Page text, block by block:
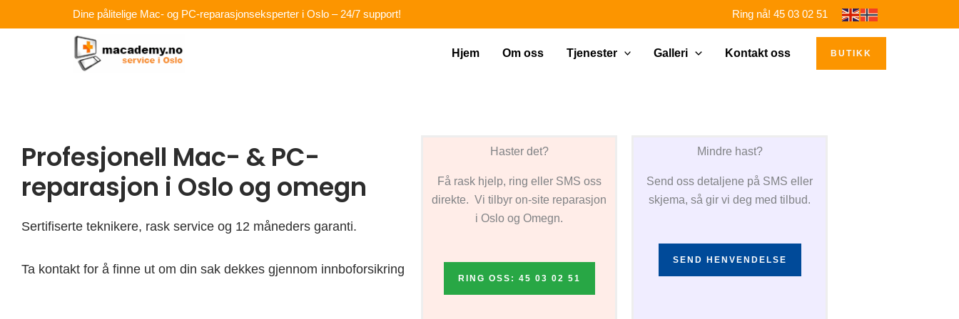
rett
Dine pålitelige Mac- og PC-reparasjonseksperter i Oslo – 24/7 support! Ring nå! 45 03 02 51
Hjem Om oss Tjenester Galleri Kontakt oss BUTIKK
Profesjonell Mac- & PC-
reparasjon i Oslo og omegn
Sertifiserte teknikere, rask service og 12 måneders garanti.
Ta kontakt for å finne ut om din sak dekkes gjennom innboforsikring
Haster det?
Få rask hjelp, ring eller SMS oss
direkte. Vi tilbyr on-site reparasjon
i Oslo og Omegn.
RING OSS: 45 03 02 51
Mindre hast?
Send oss detaljene på SMS eller
skjema, så gir vi deg med tilbud.
SEND HENVENDELSE